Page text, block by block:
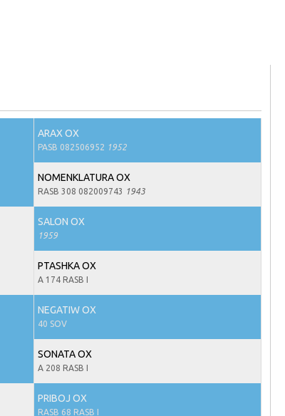
ARAX OX
PASB 082506952 1952
NOMENKLATURA OX
RASB 308 082009743 1943
SALON OX
1959
PTASHKA OX
A 174 RASB I
NEGATIW OX
40 SOV
SONATA OX
A 208 RASB I
PRIBOJ OX
RASB 68 RASB I